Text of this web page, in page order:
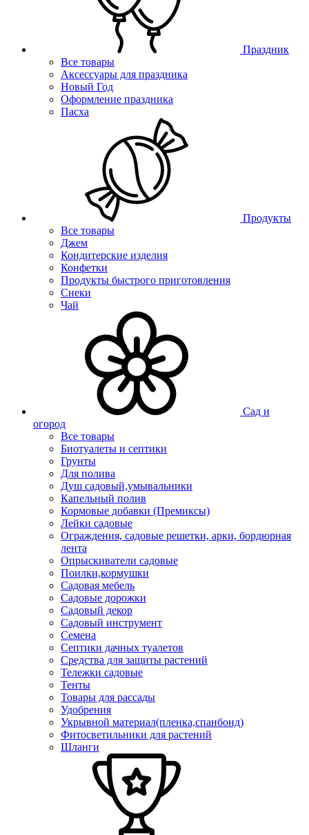
Праздник
Все товары
Аксессуары для праздника
Новый Год
Оформление праздника
Пасха
Продукты
Все товары
Джем
Кондитерские изделия
Конфетки
Продукты быстрого приготовления
Снеки
Чай
Сад и
огород
Все товары
Биотуалеты и септики
Грунты
Для полива
Душ садовый,умывальники
Капельный полив
Кормовые добавки (Премиксы)
Лейки садовые
Ограждения, садовые решетки, арки, бордюрная
лента
Опрыскиватели садовые
Поилки,кормушки
Садовая мебель
Садовые дорожки
Садовый декор
Садовый инструмент
Семена
Септики дачных туалетов
Средства для защиты растений
Тележки садовые
Тенты
Товары для рассады
Удобрения
Укрывной материал(пленка,спанбонд)
Фитосветильники для растений
Шланги